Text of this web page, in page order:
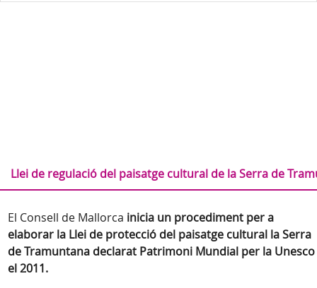
Llei de regulació del paisatge cultural de la Serra de
El Consell de Mallorca inicia un procediment per a
elaborar la Llei de protecció del paisatge cultural la Serra
de Tramuntana declarat Patrimoni Mundial per la Unesco
el 2011.